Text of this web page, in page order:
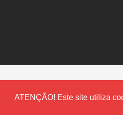
ATENÇÃO! Este site utiliza